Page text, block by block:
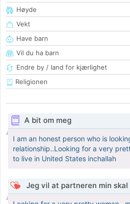
Høyde
Vekt
Have barn
Vil du ha barn
Endre by / land for kjærlighet
Religionen
A bit om meg
I am an honest person who is
relationship..Looking for a very
to live in United States inchallah
Jeg vil at partneren min